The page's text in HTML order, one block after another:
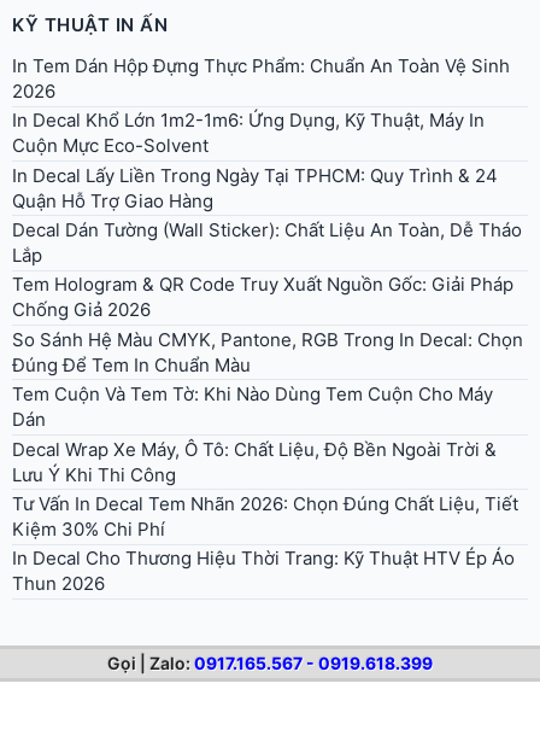
Gọi | Zalo:0917.165.567 - 0919.618.399
KỸ THUẬT IN ẤN
In Tem Dán Hộp Đựng Thực Phẩm: Chuẩn An Toàn Vệ Sinh
2026
In Decal Khổ Lớn 1m2-1m6: Ứng Dụng, Kỹ Thuật, Máy In
Cuộn Mực Eco-Solvent
In Decal Lấy Liền Trong Ngày Tại TPHCM: Quy Trình & 24
Quận Hỗ Trợ Giao Hàng
Decal Dán Tường (Wall Sticker): Chất Liệu An Toàn, Dễ Tháo
Lắp
Tem Hologram & QR Code Truy Xuất Nguồn Gốc: Giải Pháp
Chống Giả 2026
So Sánh Hệ Màu CMYK, Pantone, RGB Trong In Decal: Chọn
Đúng Để Tem In Chuẩn Màu
Tem Cuộn Và Tem Tờ: Khi Nào Dùng Tem Cuộn Cho Máy
Dán
Decal Wrap Xe Máy, Ô Tô: Chất Liệu, Độ Bền Ngoài Trời &
Lưu Ý Khi Thi Công
Tư Vấn In Decal Tem Nhãn 2026: Chọn Đúng Chất Liệu, Tiết
Kiệm 30% Chi Phí
In Decal Cho Thương Hiệu Thời Trang: Kỹ Thuật HTV Ép Áo
Thun 2026